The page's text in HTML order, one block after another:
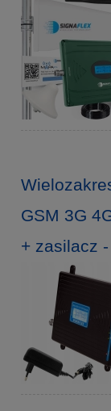
GSM 3G
+ zasilacz